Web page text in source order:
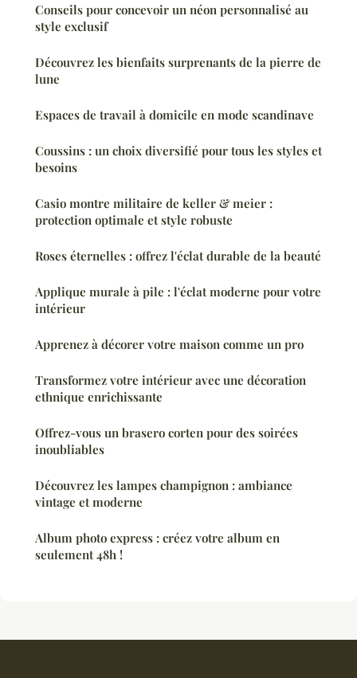
Conseils pour concevoir un néon personnalisé au
style exclusif
Découvrez les bienfaits surprenants de la pierre de
lune
Espaces de travail à domicile en mode scandinave
Coussins : un choix diversifié pour tous les styles et
besoins
Casio montre militaire de keller & meier :
protection optimale et style robuste
Roses éternelles : offrez l'éclat durable de la beauté
Applique murale à pile : l'éclat moderne pour votre
intérieur
Apprenez à décorer votre maison comme un pro
Transformez votre intérieur avec une décoration
ethnique enrichissante
Offrez-vous un brasero corten pour des soirées
inoubliables
Découvrez les lampes champignon : ambiance
vintage et moderne
Album photo express : créez votre album en
seulement 48h !